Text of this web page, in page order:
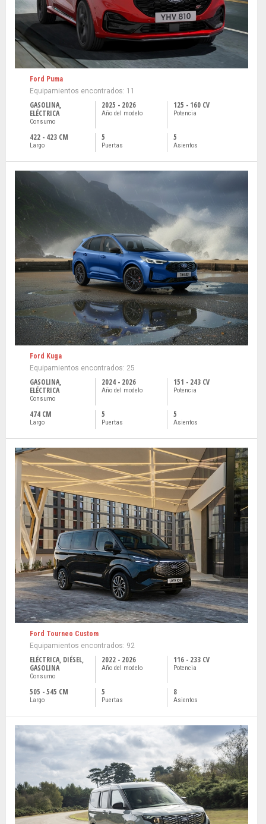
Ford Puma
Equipamientos encontrados: 11
GASOLINA,
ELÉCTRICA
Consumo
2025 - 2026
Año del modelo
125 - 160 CV
Potencia
422 - 423 CM
Largo
5
Puertas
5
Asientos
Ford Kuga
Equipamientos encontrados: 25
GASOLINA,
ELÉCTRICA
Consumo
2024 - 2026
Año del modelo
151 - 243 CV
Potencia
474 CM
Largo
5
Puertas
5
Asientos
Ford Tourneo Custom
Equipamientos encontrados: 92
ELÉCTRICA, DIÉSEL,
GASOLINA
Consumo
2022 - 2026
Año del modelo
116 - 233 CV
Potencia
505 - 545 CM
Largo
5
Puertas
8
Asientos